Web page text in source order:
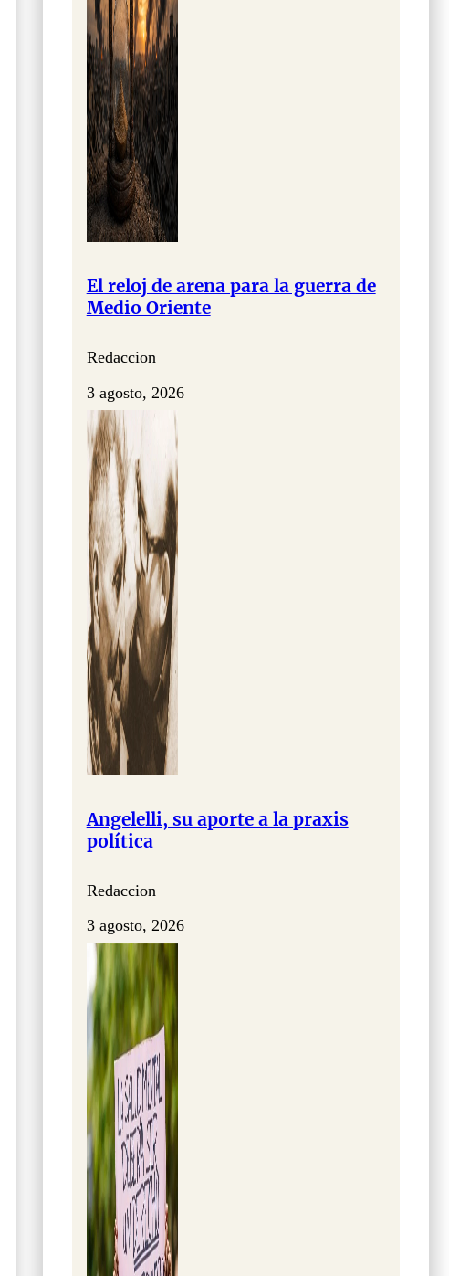
El reloj de arena para la guerra de
Medio Oriente
Redaccion
3 agosto, 2026
Angelelli, su aporte a la praxis
política
Redaccion
3 agosto, 2026